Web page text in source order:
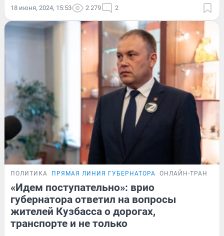
18 июня, 2024, 15:53 2 279 2
ПОЛИТИКА ПРЯМАЯ ЛИНИЯ ГУБЕРНАТОРА ОНЛАЙН-
«Идем поступательно»: врио
губернатора ответил на вопросы
жителей Кузбасса о дорогах,
транспорте и не только